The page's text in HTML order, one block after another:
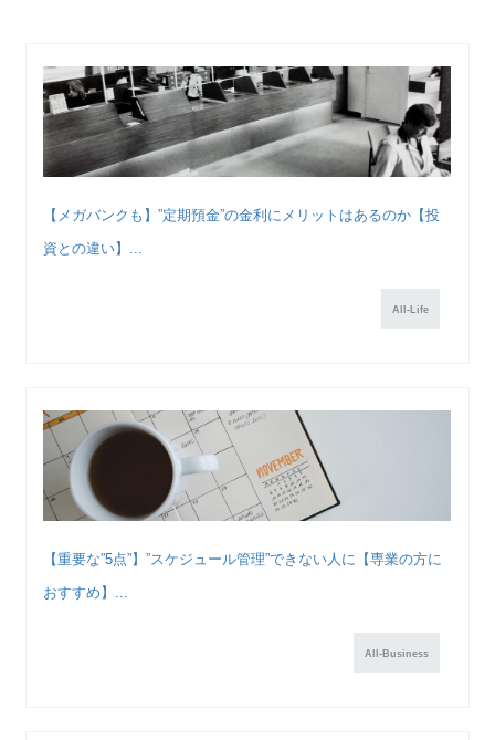
【メガバンクも】”定期預金”の金利にメリットはあるのか【投
資との違い】...
All-Life
【重要な”5点”】”スケジュール管理”できない人に【専業の方に
おすすめ】...
All-Business